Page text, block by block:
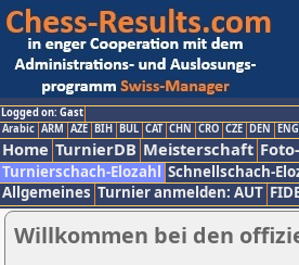
Logged on: Gast
Arabic ARM AZE BIH BUL CAT CHN CRO CZE DEN ENG
Home TurnierDB Meisterschaft
Turnierschach-Elozahl Schnellschach-
Allgemeines Turnier anmelden: AUT
Willkommen bei den